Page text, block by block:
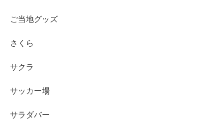
ご当地グッズ
さくら
サクラ
サッカー場
サラダバー